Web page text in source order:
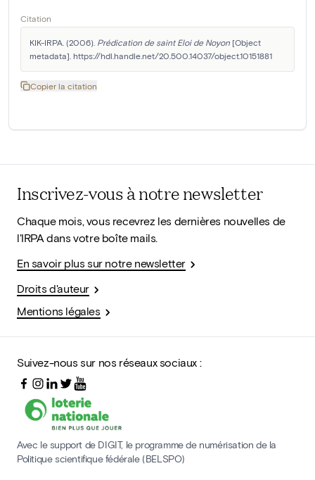
Citation
KIK-IRPA. (2006). Prédication de saint Eloi de Noyon [Object
metadata]. https://hdl.handle.net/20.500.14037/object.10151881
Copier la citation
Inscrivez-vous à notre newsletter
Chaque mois, vous recevrez les dernières nouvelles de
l'IRPA dans votre boîte mails.
En savoir plus sur notre newsletter
Droits d'auteur
Mentions légales
Suivez-nous sur nos réseaux sociaux :
Avec le support de DIGIT, le programme de numérisation de la
Politique scientifique fédérale (BELSPO)